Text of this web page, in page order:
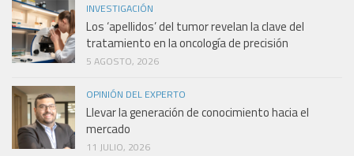
INVESTIGACIÓN
Los ‘apellidos’ del tumor revelan la clave del
tratamiento en la oncología de precisión
5 AGOSTO, 2026
OPINIÓN DEL EXPERTO
Llevar la generación de conocimiento hacia el
mercado
11 JULIO, 2026